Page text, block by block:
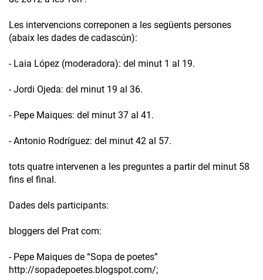
Les intervencions correponen a les següents persones
(abaix les dades de cadascún):
- Laia López (moderadora): del minut 1 al 19.
- Jordi Ojeda: del minut 19 al 36.
- Pepe Maiques: del minut 37 al 41.
- Antonio Rodríguez: del minut 42 al 57.
tots quatre intervenen a les preguntes a partir del minut 58
fins el final.
Dades dels participants:
bloggers del Prat com:
- Pepe Maiques de “Sopa de poetes”
http://sopadepoetes.blogspot.com/;